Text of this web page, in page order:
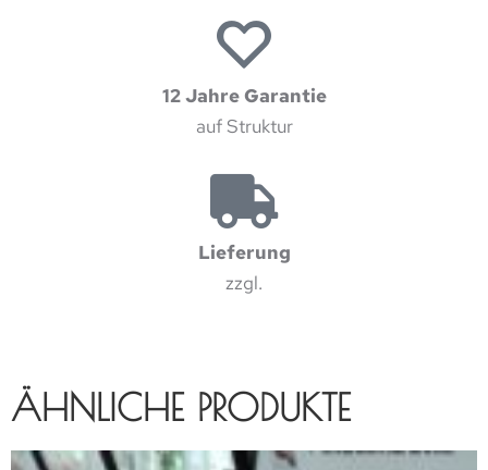
12 Jahre Garantie
auf Struktur
Lieferung
zzgl.
ÄHNLICHE PRODUKTE